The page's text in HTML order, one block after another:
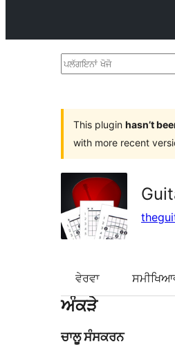
ਪਲੱਗਇਨਾਂ
This plugin hasn’t
with more recent
ਵੇਰਵਾ
ਅੰਕੜੇ
ਚਾਲੂ ਸੰਸਕਰਨ